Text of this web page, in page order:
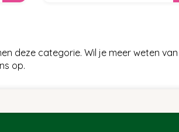
deze categorie. Wil je meer weten van
op.